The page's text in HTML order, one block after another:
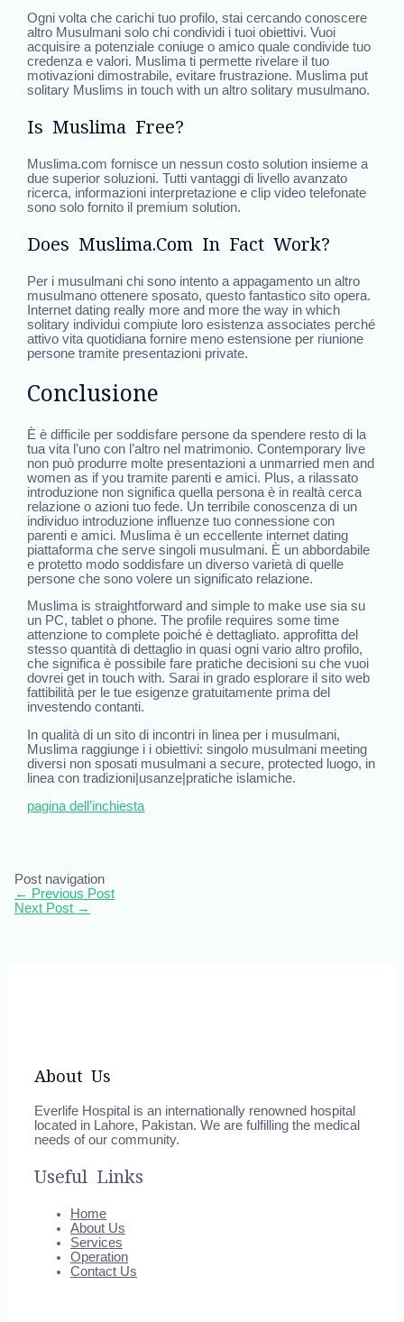
Ogni volta che carichi tuo profilo, stai cercando conoscere
altro Musulmani solo chi condividi i tuoi obiettivi. Vuoi
acquisire a potenziale coniuge o amico quale condivide tuo
credenza e valori. Muslima ti permette rivelare il tuo
motivazioni dimostrabile, evitare frustrazione. Muslima put
solitary Muslims in touch with un altro solitary musulmano.
Is Muslima Free?
Muslima.com fornisce un nessun costo solution insieme a
due superior soluzioni. Tutti vantaggi di livello avanzato
ricerca, informazioni interpretazione e clip video telefonate
sono solo fornito il premium solution.
Does Muslima.com In Fact Work?
Per i musulmani chi sono intento a appagamento un altro
musulmano ottenere sposato, questo fantastico sito opera.
Internet dating really more and more the way in which
solitary individui compiute loro esistenza associates perché
attivo vita quotidiana fornire meno estensione per riunione
persone tramite presentazioni private.
Conclusione
È è difficile per soddisfare persone da spendere resto di la
tua vita l’uno con l’altro nel matrimonio. Contemporary live
non può produrre molte presentazioni a unmarried men and
women as if you tramite parenti e amici. Plus, a rilassato
introduzione non significa quella persona è in realtà cerca
relazione o azioni tuo fede. Un terribile conoscenza di un
individuo introduzione influenze tuo connessione con
parenti e amici. Muslima è un eccellente internet dating
piattaforma che serve singoli musulmani. È un abbordabile
e protetto modo soddisfare un diverso varietà di quelle
persone che sono volere un significato relazione.
Muslima is straightforward and simple to make use sia su
un PC, tablet o phone. The profile requires some time
attenzione to complete poiché è dettagliato. approfitta del
stesso quantità di dettaglio in quasi ogni vario altro profilo,
che significa è possibile fare pratiche decisioni su che vuoi
dovrei get in touch with. Sarai in grado esplorare il sito web
fattibilità per le tue esigenze gratuitamente prima del
investendo contanti.
In qualità di un sito di incontri in linea per i musulmani,
Muslima raggiunge i i obiettivi: singolo musulmani meeting
diversi non sposati musulmani a secure, protected luogo, in
linea con tradizioni|usanze|pratiche islamiche.
pagina dell’inchiesta
Post navigation
← Previous Post
Next Post →
About Us
Everlife Hospital is an internationally renowned hospital
located in Lahore, Pakistan. We are fulfilling the medical
needs of our community.
Useful Links
Home
About Us
Services
Operation
Contact Us